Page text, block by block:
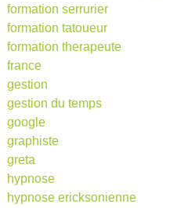
formation serrurier
formation tatoueur
formation therapeute
france
gestion
gestion du temps
google
graphiste
greta
hypnose
hypnose ericksonienne